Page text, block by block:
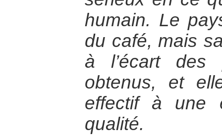
humain. Le
du café, mais
à l’écart des
obtenus, et
effectif à une
qualité.